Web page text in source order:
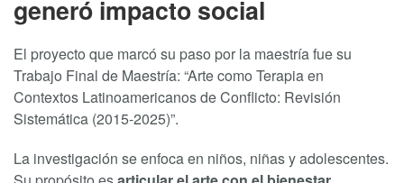
generó impacto social
El proyecto que marcó su paso por la maestría fue su
Trabajo Final de Maestría: “Arte como Terapia en
Contextos Latinoamericanos de Conflicto: Revisión
Sistemática (2015-2025)”.
La investigación se enfoca en niños, niñas y adolescentes.